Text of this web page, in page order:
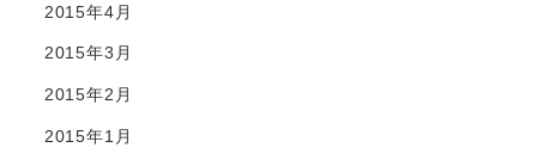
2015年4月
2015年3月
2015年2月
2015年1月